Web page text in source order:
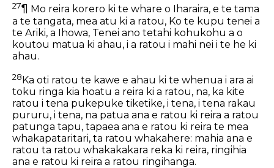
27¶ Mo reira korero ki te whare o Iharaira, e te tama
a te tangata, mea atu ki a ratou, Ko te kupu tenei a
te Ariki, a Ihowa, Tenei ano tetahi kohukohu a o
koutou matua ki ahau, i a ratou i mahi nei i te he ki
ahau.
28Ka oti ratou te kawe e ahau ki te whenua i ara ai
toku ringa kia hoatu a reira ki a ratou, na, ka kite
ratou i tena pukepuke tiketike, i tena, i tena rakau
pururu, i tena, na patua ana e ratou ki reira a ratou
patunga tapu, tapaea ana e ratou ki reira te mea
whakapataritari, ta ratou whakahere: mahia ana e
ratou ta ratou whakakakara reka ki reira, ringihia
ana e ratou ki reira a ratou ringihanga.